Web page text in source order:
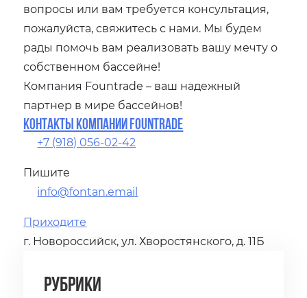
вопросы или вам требуется консультация,
пожалуйста, свяжитесь с нами. Мы будем
рады помочь вам реализовать вашу мечту о
собственном бассейне!
Компания Fountrade – ваш надежный
партнер в мире бассейнов!
Контакты компании Fountrade
+7 (918) 056-02-42
Пишите
info@fontan.email
Приходите
г. Новороссийск, ул. Хворостянского, д. 11Б
Рубрики